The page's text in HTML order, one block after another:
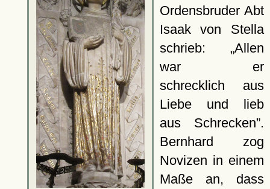
Ordensbruder Abt
Isaak von Stella
schrieb:
Allen
war er
schrecklich aus
Liebe und lieb
aus Schrecken .
Bernhard zog
Novizen in einem
Maße an, dass